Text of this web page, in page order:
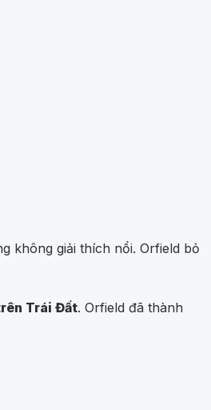
không giải thích nổi. Orfield bỏ
Trái Đất. Orfield đã thành